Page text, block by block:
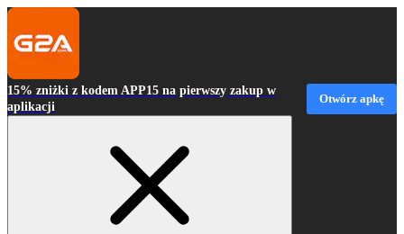
15% zniżki z kodem APP15 na pierwszy zakup w
aplikacji
Otwórz apkę